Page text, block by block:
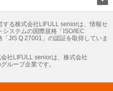
地方創生 ママの就労支援
整理 老後の暮らし情報
不動産投資 アドバイザー
する株式会社LIFULL seniorは、情報セ
システムの国際規格「ISO/IEC
JIS Q 27001」の認証を取得していま
社LIFULL seniorは、株式会社
ループ企業です。